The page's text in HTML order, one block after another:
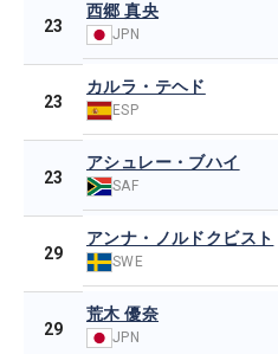
23
西郷 真央
JPN
23
カルラ・テヘド
ESP
23
アシュレー・ブハイ
SAF
29
アンナ・ノルドクビスト
SWE
29
荒木 優奈
JPN